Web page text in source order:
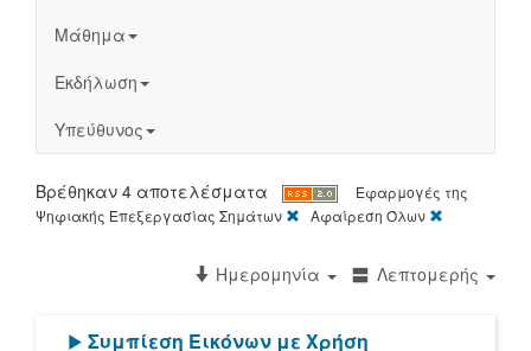
Μάθημα
Εκδήλωση
Υπεύθυνος
Βρέθηκαν 4 αποτελέσματα
Εφαρμογές της
Ψηφιακής Επεξεργασίας Σημάτων
[X]Αφαίρεση Όλων
Λεπτομερής
Ημερομηνία
[Play]
Συμπίεση Εικόνων με Χρήση